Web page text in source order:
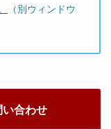
（別ウィンドウ
い合わせ